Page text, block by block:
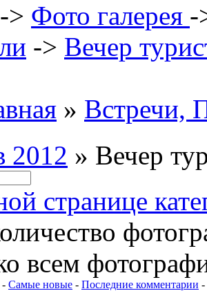
-> Фото галерея -
-> Вечер
» Встречи,
2012 » Вечер
странице
всем
- Самые новые - Последние комментарии -